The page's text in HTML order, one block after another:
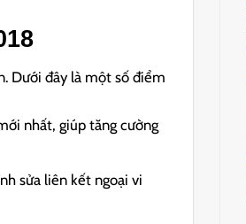
Dưới đây là một số điểm
nhất, giúp tăng cường
sửa liên kết ngoại vi